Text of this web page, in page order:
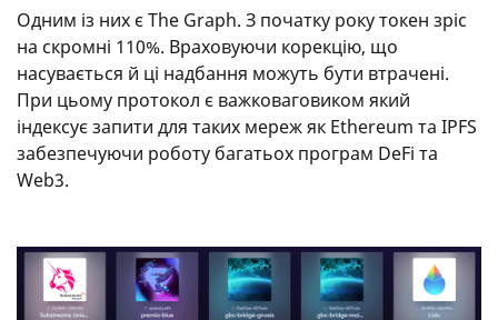
Одним із них є The Graph. З початку року токен зріс
на скромні 110%. Враховуючи корекцію, що
насувається й ці надбання можуть бути втрачені.
При цьому протокол є важковаговиком який
індексує запити для таких мереж як Ethereum та IPFS
забезпечуючи роботу багатьох програм DeFi та
Web3.